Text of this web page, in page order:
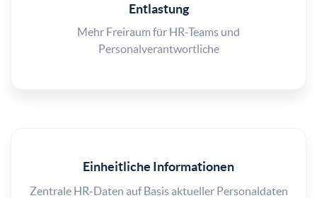
Entlastung
Mehr Freiraum für HR-Teams und
Personalverantwortliche
Einheitliche Informationen
Zentrale HR-Daten auf Basis aktueller Personaldaten